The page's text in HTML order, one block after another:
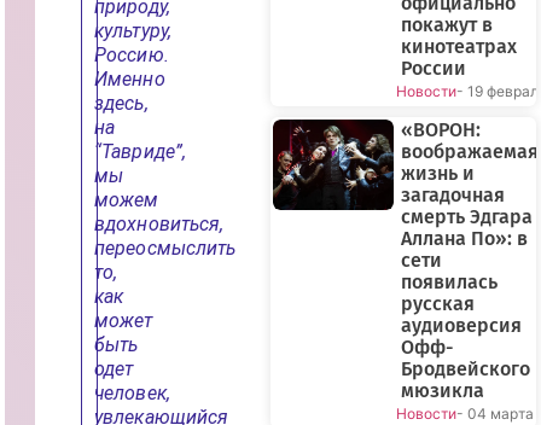
природу,
культуру,
Россию.
Именно
здесь,
на
“Тавриде”,
мы
можем
вдохновиться,
переосмыслить
то,
как
может
быть
одет
человек,
увлекающийся
покажут в
кинотеатрах
России
Новости- 19
«ВОРОН:
воображаемая
жизнь и
загадочная
смерть Эдгара
Аллана По»: в
сети
появилась
русская
аудиоверсия
Офф-
Бродвейского
мюзикла
Новости- 04 марта